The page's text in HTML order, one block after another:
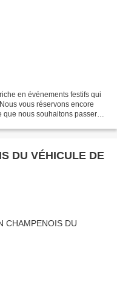
en événements festifs qui
vous réservons encore
que nous souhaitons passer
DU VÉHICULE DE